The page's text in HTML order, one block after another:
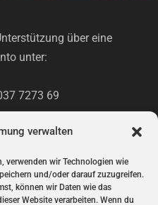
verwalten
verwenden wir Technologien wie
und/oder darauf zuzugreifen.
können wir Daten wie das
Website verarbeiten. Wenn du
über eine
unter:
7273 69